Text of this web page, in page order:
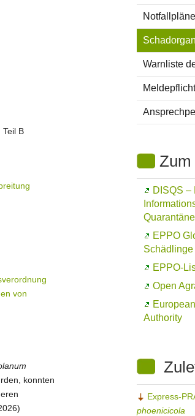
Leitfaden für Pflanzenpassaussteller
B
von
konnten
Notfallpläne
Warnliste
Meldepflicht
Zum
DISQS –
EPPO
Schädlinge
EPPO-
Open
Authority
Express-
phoenicicola